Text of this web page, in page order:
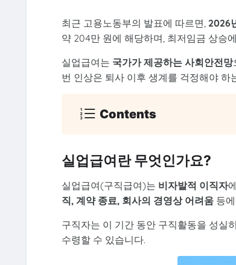
최근 고용노동부의 발표에 따르면, 2026
약 204만 원에 해당하며, 최저임금 상승
실업급여는 국가가 제공하는 사회안전망
번 인상은 퇴사 이후 생계를 걱정해야
Contents
실업급여란 무엇인가요?
실업급여(구직급여)는 비자발적 이직자
직, 계약 종료, 회사의 경영상 어려움등에
구직자는 이 기간 동안 구직활동을 성실
수령할 수 있습니다.